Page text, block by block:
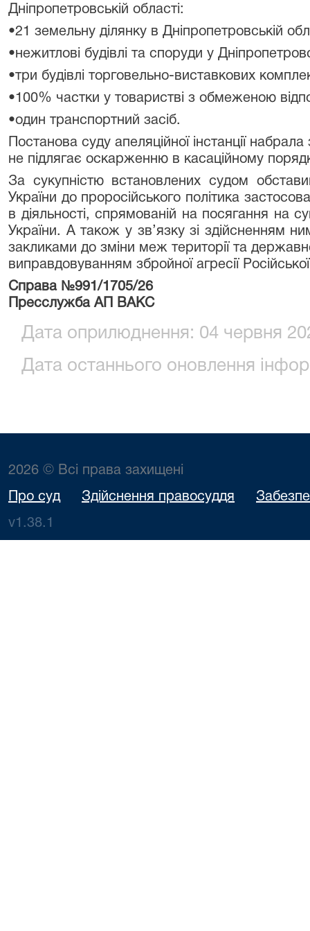
Дніпропетровській області:
•21 земельну ділянку в Дніпропетровській
•нежитлові будівлі та споруди у
•три будівлі торговельно-виставкових
•100% частки у товаристві з обмеженою
•один транспортний засіб.
Постанова суду апеляційної інстанції
не підлягає оскарженню в касаційному
За сукупністю встановлених судом
України до проросійського політика
в діяльності, спрямованій на посягання на
України. А також у зв’язку зі здійсненням ним
закликами до зміни меж території та
виправдовуванням збройної агресії
Справа №991/1705/26
Пресслужба АП ВАКС
Дата оприлюднення: 04 червня
Дата останнього оновлення
2026 © Всі права захищені
Про суд Здійснення правосуддя
v1.38.1